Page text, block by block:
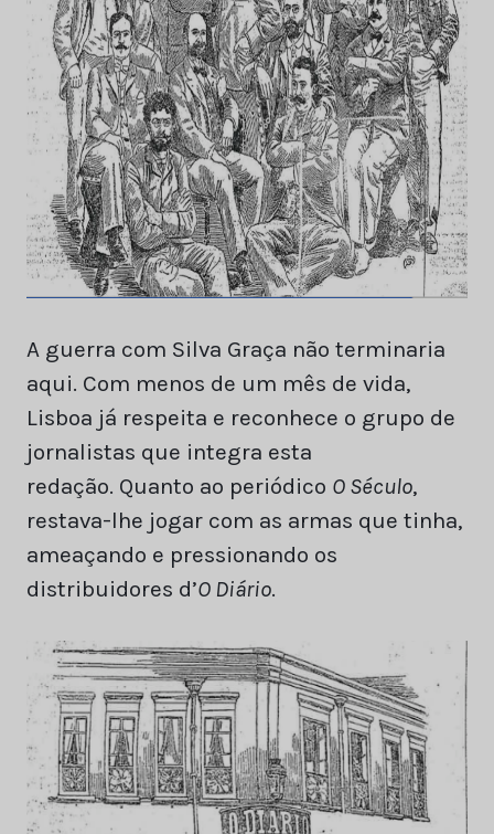
A guerra com Silva Graça não terminaria
aqui. Com menos de um mês de vida,
Lisboa já respeita e reconhece o grupo de
jornalistas que integra esta
redação. Quanto ao periódico O Século,
restava-lhe jogar com as armas que tinha,
ameaçando e pressionando os
distribuidores d’O Diário.